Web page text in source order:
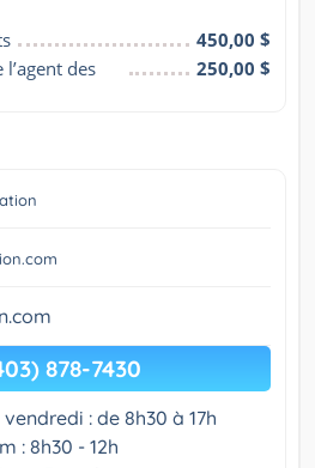
450,00 $
des
250,00 $
878-7430
: de 8h30 à 17h
: 8h30 - 12h